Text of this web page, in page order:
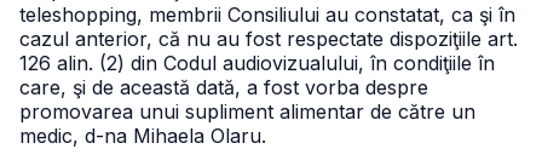
teleshopping, membrii Consiliului au constatat, ca şi în
cazul anterior, că nu au fost respectate dispoziţiile art.
126 alin. (2) din Codul audiovizualului, în condiţiile în
care, şi de această dată, a fost vorba despre
promovarea unui supliment alimentar de către un
medic, d-na Mihaela Olaru.